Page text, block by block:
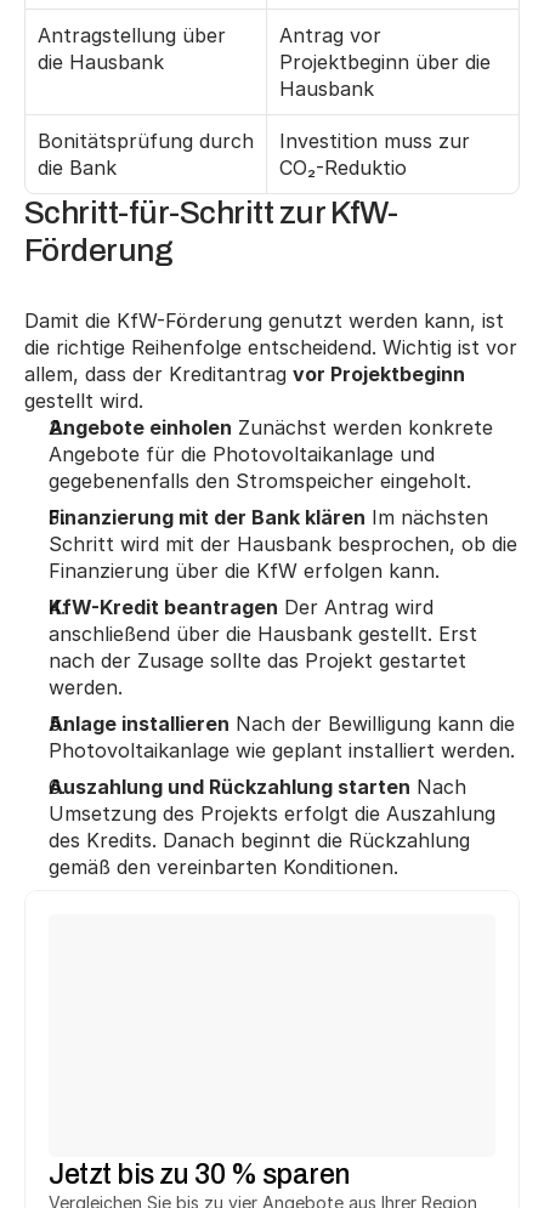
Antragstellung über
die Hausbank
Antrag vor
Projektbeginn über die
Hausbank
Bonitätsprüfung durch
die Bank
Investition muss zur
CO₂-Reduktio
Schritt-für-Schritt zur KfW-
Förderung
Damit die KfW-Förderung genutzt werden kann, ist
die richtige Reihenfolge entscheidend. Wichtig ist vor
allem, dass der Kreditantrag vor Projektbeginn
gestellt wird.
Angebote einholen Zunächst werden konkrete
Angebote für die Photovoltaikanlage und
gegebenenfalls den Stromspeicher eingeholt.
Finanzierung mit der Bank klären Im nächsten
Schritt wird mit der Hausbank besprochen, ob die
Finanzierung über die KfW erfolgen kann.
KfW-Kredit beantragen Der Antrag wird
anschließend über die Hausbank gestellt. Erst
nach der Zusage sollte das Projekt gestartet
werden.
Anlage installieren Nach der Bewilligung kann die
Photovoltaikanlage wie geplant installiert werden.
Auszahlung und Rückzahlung starten Nach
Umsetzung des Projekts erfolgt die Auszahlung
des Kredits. Danach beginnt die Rückzahlung
gemäß den vereinbarten Konditionen.
Jetzt bis zu 30 % sparen
Vergleichen Sie bis zu vier Angebote aus Ihrer Region